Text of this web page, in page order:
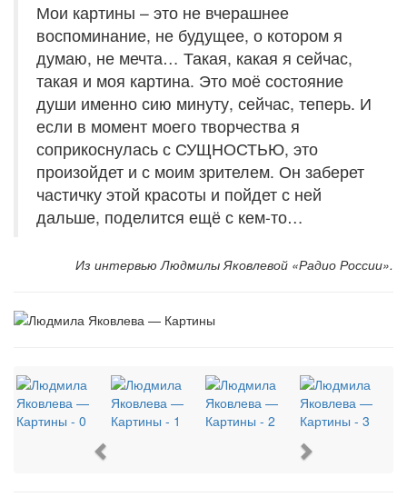
Мои картины – это не вчерашнее
воспоминание, не будущее, о котором я
думаю, не мечта… Такая, какая я сейчас,
такая и моя картина. Это моё состояние
души именно сию минуту, сейчас, теперь. И
если в момент моего творчества я
соприкоснулась с СУЩНОСТЬЮ, это
произойдет и с моим зрителем. Он заберет
частичку этой красоты и пойдет с ней
дальше, поделится ещё с кем-то…
Из интервью Людмилы Яковлевой «Радио России».